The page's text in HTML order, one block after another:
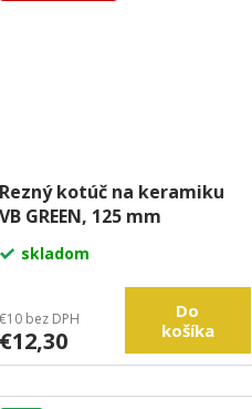
Rezný kotúč na keramiku
VB GREEN, 125 mm
skladom
€10 bez DPH
€12,30
Do
košíka